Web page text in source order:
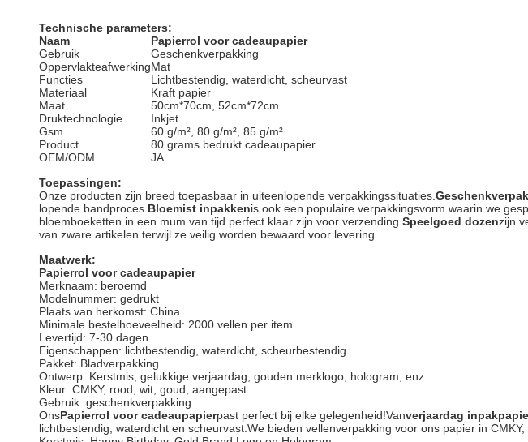
Technische parameters:
Naam
Papierrol voor cadeaupapier
Gebruik
Geschenkverpakking
OppervlakteafwerkingMat
Functies
Lichtbestendig, waterdicht, scheurvast
Materiaal
Kraft papier
Maat
50cm*70cm, 52cm*72cm
Druktechnologie
Inkjet
Gsm
60 g/m², 80 g/m², 85 g/m²
Product
80 grams bedrukt cadeaupapier
OEM/ODM
JA
Toepassingen:
Onze producten zijn breed toepasbaar in uiteenlopende verpakkingssituaties.
lopende bandproces. Bloemist inpakkenis ook een populaire verpakkingsvorm waarin we
bloemboeketten in een mum van tijd perfect klaar zijn voor verzending. Speelgoed dozenzijn
van zware artikelen terwijl ze veilig worden bewaard voor levering.
Maatwerk:
Papierrol voor cadeaupapier
Merknaam: beroemd
Modelnummer: gedrukt
Plaats van herkomst: China
Minimale bestelhoeveelheid: 2000 vellen per item
Levertijd: 7-30 dagen
Eigenschappen: lichtbestendig, waterdicht, scheurbestendig
Pakket: Bladverpakking
Ontwerp: Kerstmis, gelukkige verjaardag, gouden merklogo, hologram, enz
Kleur: CMKY, rood, wit, goud, aangepast
Gebruik: geschenkverpakking
OnsPapierrol voor cadeaupapierpast perfect bij elke gelegenheid!Vanverjaardag
lichtbestendig, waterdicht en scheurvast.We bieden vellenverpakking voor ons papier in